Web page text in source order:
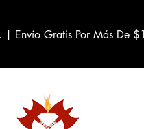
Envío Gratis Por Más De